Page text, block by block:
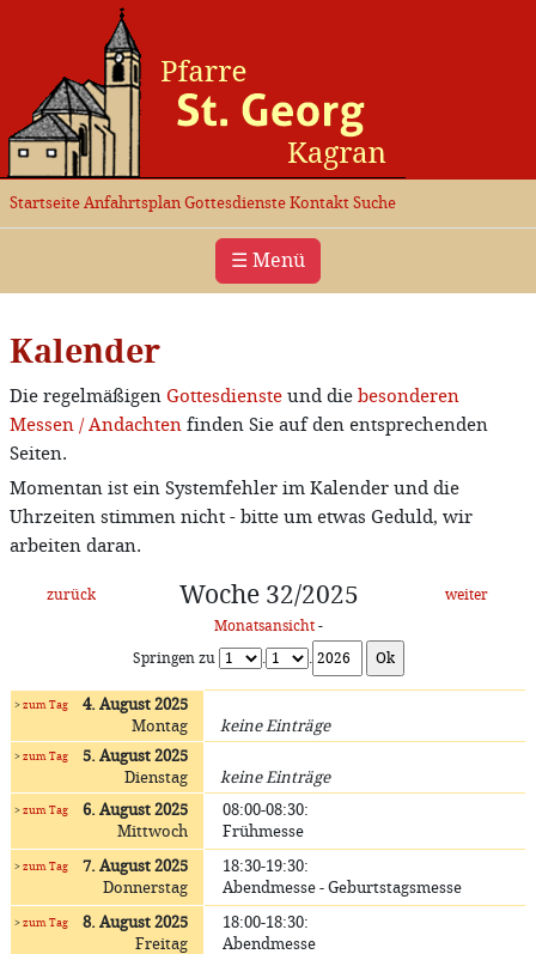
Startseite Anfahrtsplan Gottesdienste Kontakt Suche
☰ Menü
Kalender
Die regelmäßigen Gottesdienste und die besonderen
Messen / Andachten finden Sie auf den entsprechenden
Seiten.
Momentan ist ein Systemfehler im Kalender und die
Uhrzeiten stimmen nicht - bitte um etwas Geduld, wir
arbeiten daran.
zurück Woche 32/2025
weiter
Monatsansicht -
Springen zu
. .
>zum Tag
4. August 2025
Montag
keine Einträge
>zum Tag
5. August 2025
Dienstag
keine Einträge
>zum Tag
6. August 2025
Mittwoch
08:00-08:30:
Frühmesse
>zum Tag
7. August 2025
Donnerstag
18:30-19:30:
Abendmesse - Geburtstagsmesse
>zum Tag
8. August 2025
Freitag
18:00-18:30:
Abendmesse